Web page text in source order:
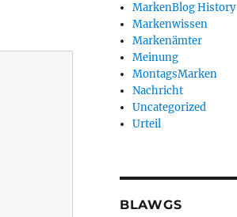
MarkenBlog History
Markenwissen
Markenämter
Meinung
MontagsMarken
Nachricht
Uncategorized
Urteil
BLAWGS